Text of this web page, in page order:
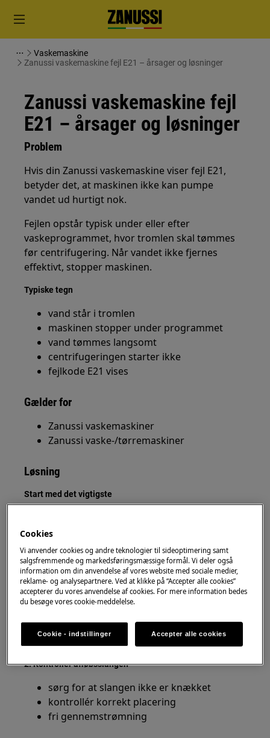
Vaskemaskine
Zanussi vaskemaskine fejl E21 – årsager og løsninger
Zanussi vaskemaskine fejl
E21 – årsager og løsninger
Problem
Hvis din Zanussi vaskemaskine viser fejl E21,
betyder det, at maskinen ikke kan pumpe
vandet ud hurtigt nok.
Fejlen opstår typisk under eller efter
vaskeprogrammet, hvor tromlen skal tømmes
før centrifugering. Når vandet ikke fjernes
effektivt, stopper maskinen.
Typiske tegn
vand står i tromlen
maskinen stopper under programmet
vand tømmes langsomt
centrifugeringen starter ikke
fejlkode E21 vises
Gælder for
Zanussi vaskemaskiner
Zanussi vaske-/tørremaskiner
Løsning
Start med det vigtigste
åbn filteret nederst foran
fjern snavs, hår og små genstande
Selv små blokeringer kan reducere
2. Kontrollér afløbsslangen
sørg for at slangen ikke er knækket
kontrollér korrekt placering
fri gennemstrømning
Cookies
Vi anvender cookies og andre teknologier til sideoptimering samt
salgsfremmende og markedsføringsmæssige formål. Vi deler også
information om din anvendelse af vores website med sociale medier,
reklame- og analysepartnere. Ved at klikke på “Accepter alle cookies”
accepterer du vores anvendelse af cookies. For mere information bedes
du besøge vores cookie-meddelelse.
Cookie - indstillinger Accepter alle cookies